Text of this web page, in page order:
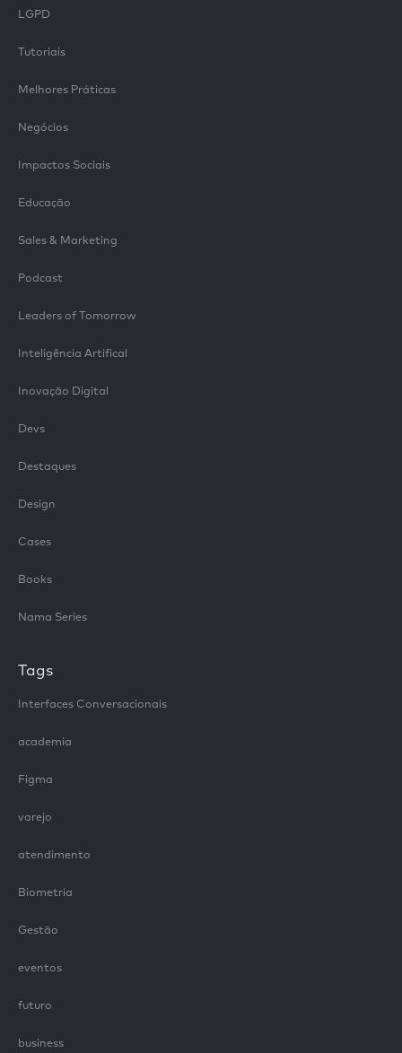
LGPD
Tutoriais
Melhores Práticas
Negócios
Impactos Sociais
Educação
Sales & Marketing
Podcast
Leaders of Tomorrow
Inteligência Artifical
Inovação Digital
Devs
Destaques
Design
Cases
Books
Nama Series
Tags
Interfaces Conversacionais
academia
Figma
varejo
atendimento
Biometria
Gestão
eventos
futuro
business